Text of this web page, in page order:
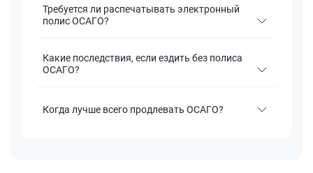
Требуется ли распечатывать электронный
полис ОСАГО?
Какие последствия, если ездить без полиса
ОСАГО?
Когда лучше всего продлевать ОСАГО?